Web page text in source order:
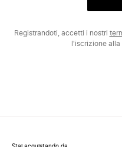
Registrandoti, accetti i nostri
l'iscrizione